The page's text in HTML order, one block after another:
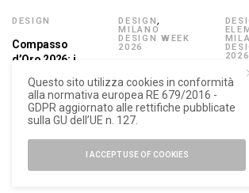
DESIGN
Compasso
d’Oro 2026: i
XXIX edizione
DESIGN,
MILANO
DESIGN WEEK
2026
fashion
designer con
OOF Wear
2026
si
Questo sito utilizza cookies in conformità
alla normativa europea RE 679/2016 -
GDPR aggiornato alle rettifiche pubblicate
sulla GU dell’UE n. 127.
I ACCEPT USE OF COOKIES